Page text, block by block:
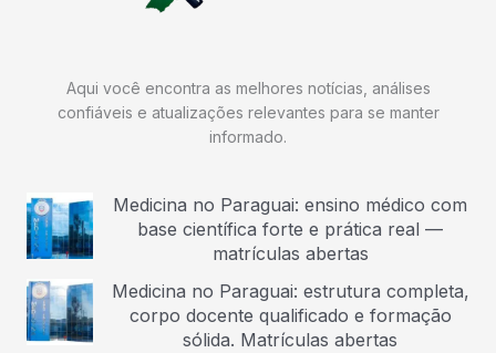
Aqui você encontra as melhores notícias, análises
confiáveis e atualizações relevantes para se manter
informado.
Medicina no Paraguai: ensino médico com
base científica forte e prática real —
matrículas abertas
Medicina no Paraguai: estrutura completa,
corpo docente qualificado e formação
sólida. Matrículas abertas